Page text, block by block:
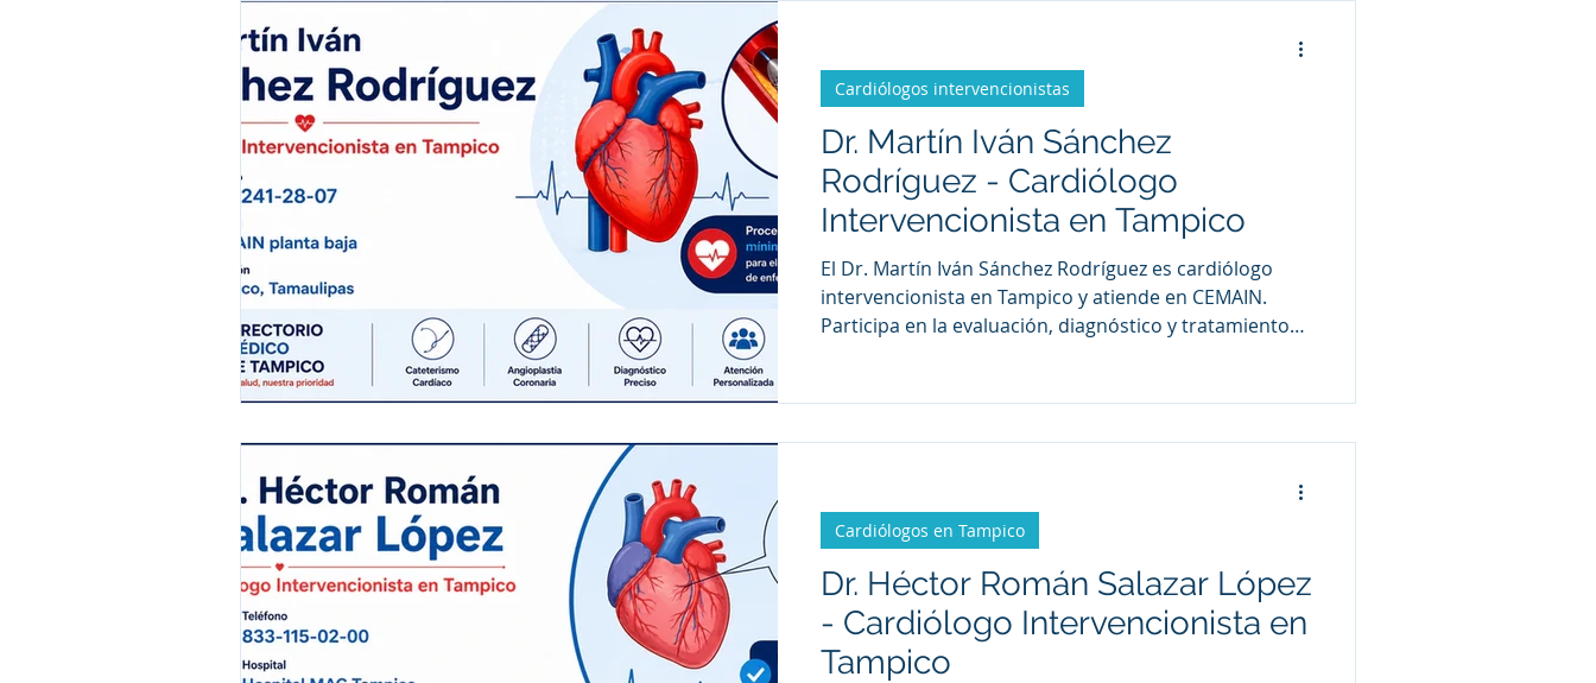
Dr. Martín Iván Sánchez
Rodríguez - Cardiólogo
Intervencionista en Tampico
El Dr. Martín Iván Sánchez Rodríguez es cardiólogo
intervencionista en Tampico y atiende en CEMAIN.
Participa en la evaluación, diagnóstico y tratamiento
cardíaco y otras técnicas de cardiología
intervencionista.
Cardiólogos intervencionistas
Dr. Héctor Román Salazar López
- Cardiólogo Intervencionista en
Tampico
Cardiólogos en Tampico